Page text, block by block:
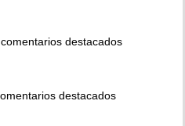
destacados
destacados